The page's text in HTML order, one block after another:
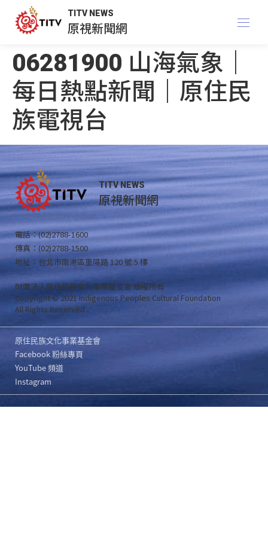
TITV NEWS
原視新聞網
06281900 山海氣象｜
每日熱點新聞｜原住民
族電視台
TITV NEWS
原視新聞網
電話：(02)2788-1600
傳真：(02)2788-1500
地址：台北市南港區重陽路 120 號 5 樓
財團法人原住民族文化事業基金會 版權所有
Copyright © 2021 Indigenous Peoples Cultural Foundation
All Rights Reserved .
原住民族文化事業基金會
Facebook 粉絲專頁
YouTube 頻道
Instagram